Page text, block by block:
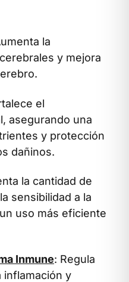
la
y mejora
el
asegurando una
y protección
dañinos.
la cantidad de
sensibilidad a la
uso más eficiente
Inmune: Regula
inflamación y